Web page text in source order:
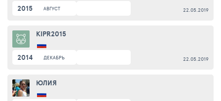
2015 АВГУСТ 22.05.2019
KIPR2015
2014 ДЕКАБРЬ 22.05.2019
ЮЛИЯ